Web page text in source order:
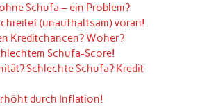
Schufa – ein Problem?
(unaufhaltsam) voran!
Kreditchancen? Woher?
Schufa-Score!
Schlechte Schufa? Kredit
durch Inflation!